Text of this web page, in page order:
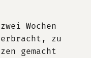
Wochen
zu
gemacht